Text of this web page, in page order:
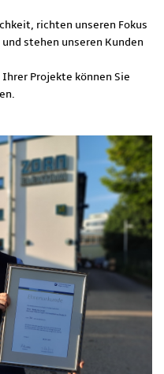
richten unseren Fokus
stehen unseren Kunden
Projekte können Sie